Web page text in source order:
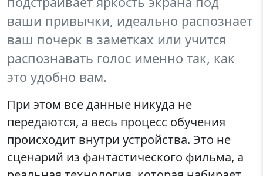
ваши привычки, идеально распознает
ваш почерк в заметках или учится
распознавать голос именно так, как
это удобно вам.
При этом все данные никуда не
передаются, а весь процесс обучения
происходит внутри устройства. Это не
сценарий из фантастического фильма, а